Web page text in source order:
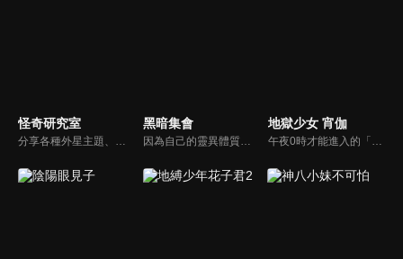
怪奇研究室
分享各種外星主題、神秘事件、都市傳說、懸案與未解之謎的故事。
黑暗集會
因為自己的靈異體質，曾害朋友捲入中邪事件的螢多朗，大學後開始當家教時，遇見了一位擁有神秘雙眼的少女．寶月夜宵。由於靈體紛紛迴避擁有強大體質的夜宵，因此她需要靠螢多朗吸引靈體。另一方面，螢多朗為了破解自己和青梅竹馬身上的詛咒，決定要獲得能對付靈媒體質的能力，兩人成了合作關係。最瘋狂的新感覺靈異怪談，就此開幕！
地獄少女 宵伽
午夜0時才能進入的「地獄通信」在此寫下無法消除的怨恨，地獄少女就會現身，將憎恨的人流放至地獄……看似是年輕人之間流傳的都市傳說，其實是真實的故事。